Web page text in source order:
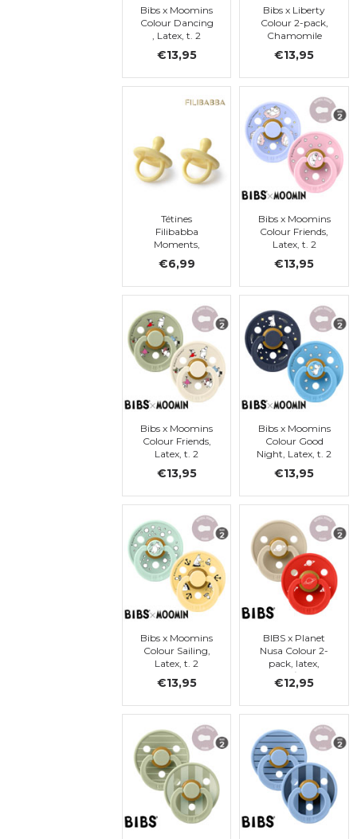
Bibs x Moomins
Colour Dancing
, Latex, t. 2
€13,95
Bibs x Liberty
Colour 2-pack,
Chamomile
Mix, ronde, t. 2
€13,95
Tétines
Filibabba
Moments,
silicone, 0-36
mois
€6,99
Bibs x Moomins
Colour Friends,
Latex, t. 2
€13,95
Bibs x Moomins
Colour Friends,
Latex, t. 2
€13,95
Bibs x Moomins
Colour Good
Night, Latex, t. 2
€13,95
Bibs x Moomins
Colour Sailing,
Latex, t. 2
€13,95
BIBS x Planet
Nusa Colour 2-
pack, latex,
Vanilla/Candy
Apple - t. 2
€12,95